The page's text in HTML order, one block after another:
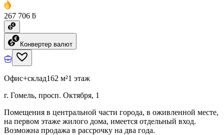
267 706 ƃ
Конвертер валют
Офис+склад162 м²1 этаж
г. Гомель, просп. Октября, 1
Помещения в центральной части города, в оживленной месте,
на первом этаже жилого дома, имеется отдельный вход.
Возможна продажа в рассрочку на два года.